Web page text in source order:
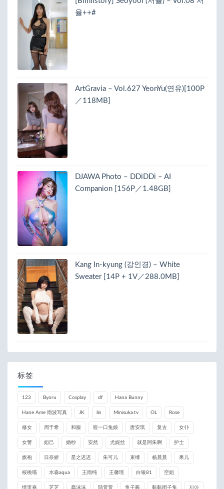
율++#
ArtGravia – Vol.627 YeonYu(연유)[100P
／118MB]
DJAWA Photo – DDiDDi – AI
Companion [156P／1.48GB]
Kang In-kyung (강인경) – White
Sweater [14P + 1V／288.0MB]
标签
123 Byoru Cosplay df Hana Bunny
Hane Ame 雨波写真 JK lin Minisuka.tv OL Rose
修女 周于希 和服 咬一口兔娘 唐安琪 复古 女仆
女警 妲己 婚纱 安然 尤妮丝 就是阿朱啊 护士
旗袍 日奈娇 星之迟迟 朱可儿 束缚 杨晨晨 果儿
桜桃喵 水淼aqua 王雨纯 王馨瑶 白银81 空姐
绮里嘉 芝芝 蠢沫沫 陆萱萱 鱼子酱 黏黏团子兔 지아